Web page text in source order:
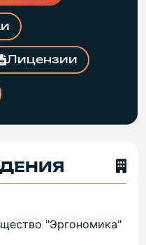
Лицензии
"Эргономика"